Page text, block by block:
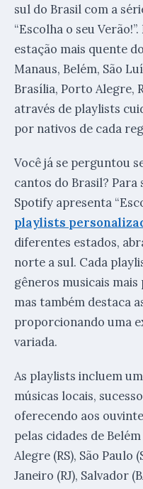
sul do Brasil com a
“Escolha o seu
estação mais quente
Manaus, Belém, São
Brasília, Porto Alegre,
através de playlists
por nativos de cada
Você já se perguntou
cantos do Brasil? Para
Spotify apresenta
playlists
diferentes estados,
norte a sul. Cada
gêneros musicais
mas também destaca
proporcionando uma
variada.
As playlists incluem
músicas locais,
oferecendo aos
pelas cidades de
Alegre (RS), São Paulo
Janeiro (RJ), Salvador